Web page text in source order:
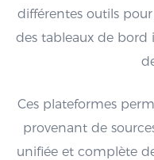
différentes outils
des tableaux de bord
Ces plateformes
provenant de
unifiée et complète